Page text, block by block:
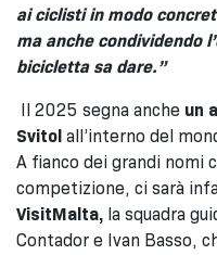
ai ciclisti in modo
ma anche condividendo
bicicletta sa dare.”
Il 2025 segna anche un
Svitol all’interno del
A fianco dei grandi nomi
competizione, ci sarà
VisitMalta, la squadra
Contador e Ivan Basso,